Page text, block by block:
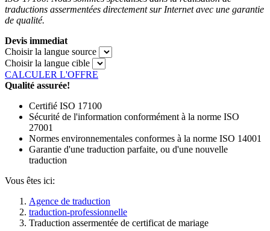
traductions assermentées directement sur Internet avec une garantie
de qualité.
Devis immediat
Choisir la langue source
Choisir la langue cible
CALCULER L'OFFRE
Qualité assurée!
Certifié ISO 17100
Sécurité de l'information conformément à la norme ISO
27001
Normes environnementales conformes à la norme ISO 14001
Garantie d'une traduction parfaite, ou d'une nouvelle
traduction
Vous êtes ici:
Agence de traduction
traduction-professionnelle
Traduction assermentée de certificat de mariage